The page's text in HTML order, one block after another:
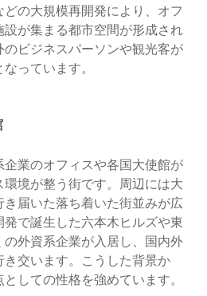
の大規模再開発により、オフ
設が集まる都市空間が形成され
ビジネスパーソンや観光客が
っています。
業のオフィスや各国大使館が
境が整う街です。周辺には大
届いた落ち着いた街並みが広
で誕生した六本木ヒルズや東
外資系企業が入居し、国内外
交います。こうした背景か
しての性格を強めています。